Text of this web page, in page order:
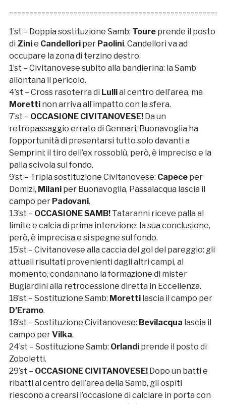
1’st – Doppia sostituzione Samb: Toureprende il posto
di Zinie Candelloriper Paolini. Candellori va ad
occupare la zona di terzino destro.
1’st – Civitanovese subito alla bandierina: la Samb
allontana il pericolo.
4’st – Cross rasoterra di Lullial centro dell’area, ma
Morettinon arriva all’impatto con la sfera.
7’st – OCCASIONE CIVITANOVESE!Da un
retropassaggio errato di Gennari, Buonavoglia ha
l’opportunità di presentarsi tutto solo davanti a
Semprini: il tiro dell’ex rossoblù, però, è impreciso e la
palla scivola sul fondo.
9’st – Tripla sostituzione Civitanovese: Capeceper
Domizi, Milaniper Buonavoglia, Passalacqua lascia il
campo per Padovani.
13’st – OCCASIONE SAMB!Tataranni riceve palla al
limite e calcia di prima intenzione: la sua conclusione,
però, è imprecisa e si spegne sul fondo.
15’st – Civitanovese alla caccia del gol del pareggio: gli
attuali risultati provenienti dagli altri campi, al
momento, condannano la formazione di mister
Bugiardini alla retrocessione diretta in Eccellenza.
18’st – Sostituzione Samb: Morettilascia il campo per
D’Eramo.
18’st – Sostituzione Civitanovese: Bevilacqua lascia il
campo perVilka.
24’st – Sostituzione Samb: Orlandiprende il posto di
Zoboletti.
29’st – OCCASIONE CIVITANOVESE!Dopo un batti e
ribatti al centro dell’area della Samb, gli ospiti
riescono a crearsi l’occasione di calciare in porta con